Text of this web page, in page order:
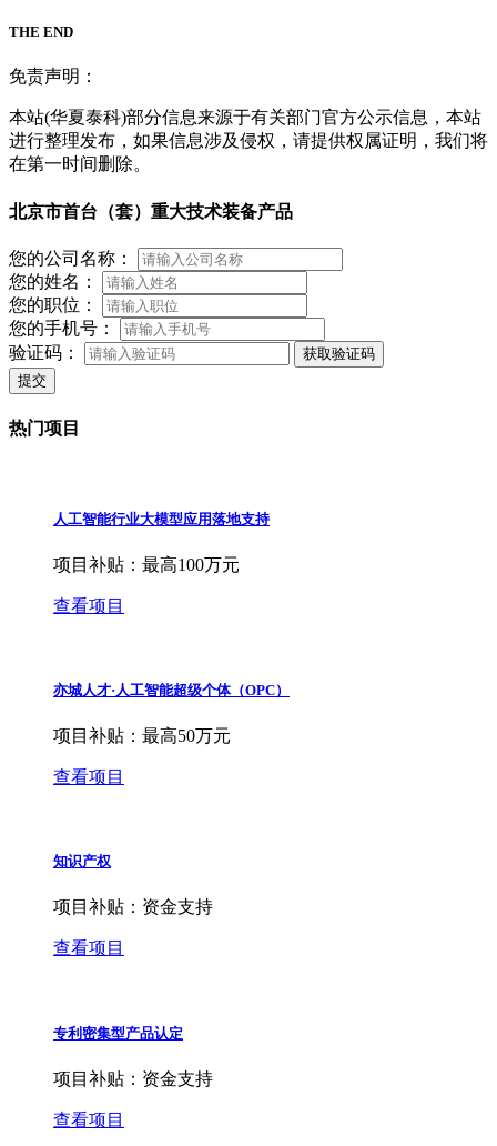
THE END
免责声明：
本站(华夏泰科)部分信息来源于有关部门官方公示信息，本站
进行整理发布，如果信息涉及侵权，请提供权属证明，我们将
在第一时间删除。
北京市首台（套）重大技术装备产品
您的公司名称：
您的姓名：
您的职位：
您的手机号：
验证码：
获取验证码
提交
热门项目
人工智能行业大模型应用落地支持
项目补贴： 最高100万元
查看项目
亦城人才·人工智能超级个体（OPC）
项目补贴： 最高50万元
查看项目
知识产权
项目补贴： 资金支持
查看项目
专利密集型产品认定
项目补贴： 资金支持
查看项目